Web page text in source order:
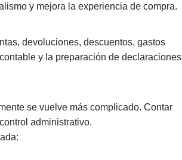
y mejora la experiencia de compra.
devoluciones, descuentos, gastos
y la preparación de declaraciones
se vuelve más complicado. Contar
administrativo.